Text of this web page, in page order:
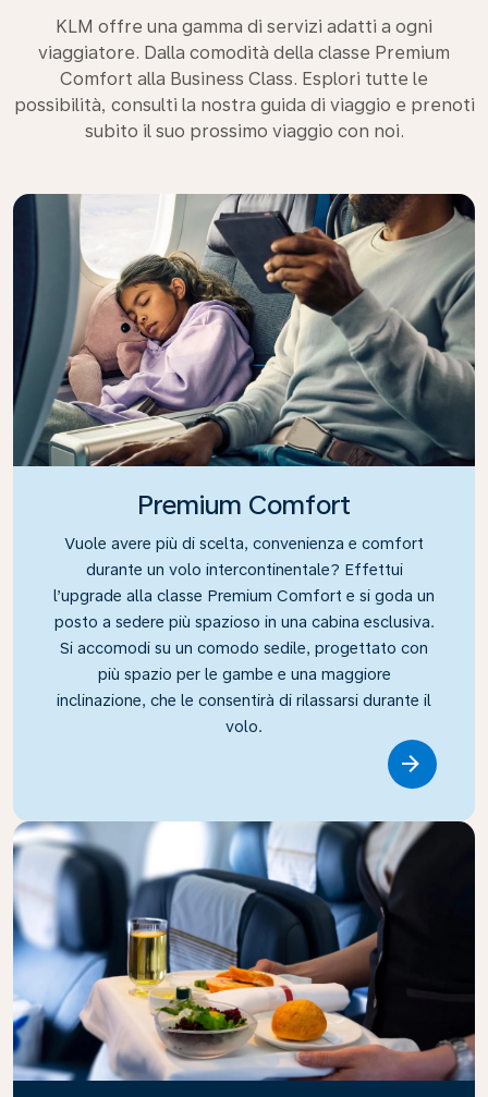
KLM offre una gamma di servizi adatti a ogni
viaggiatore. Dalla comodità della classe Premium
Comfort alla Business Class. Esplori tutte le
possibilità, consulti la nostra guida di viaggio e prenoti
subito il suo prossimo viaggio con noi.
Premium Comfort
Vuole avere più di scelta, convenienza e comfort
durante un volo intercontinentale? Effettui
l’upgrade alla classe Premium Comfort e si goda un
posto a sedere più spazioso in una cabina esclusiva.
Si accomodi su un comodo sedile, progettato con
più spazio per le gambe e una maggiore
inclinazione, che le consentirà di rilassarsi durante il
volo.